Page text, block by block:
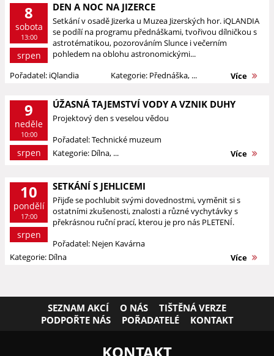
8
sobota
13:00
srpen
DEN A NOC NA JIZERCE
Setkání v osadě Jizerka u Muzea Jizerských hor. iQLANDIA
se podílí na programu přednáškami, tvořivou dílničkou s
astrotématikou, pozorováním Slunce i večerním
pohledem na oblohu astronomickými...
Pořadatel: iQlandia
Kategorie: Přednáška, ... Více
9
neděle
10:00
srpen
ÚŽASNÁ TAJEMSTVÍ VODY A VZNIK DUHY
Projektový den s veselou vědou
Pořadatel: Technické muzeum
Kategorie: Dílna, ...
Více
10
pondělí
17:00
srpen
SETKÁNÍ S JEHLICEMI
Přijďe se pochlubit svými dovednostmi, vyměnit si s
ostatními zkušenosti, znalosti a různé vychytávky s
překrásnou ruční prací, kterou je pro nás PLETENÍ.
Pořadatel: Nejen Kavárna
Kategorie: Dílna
Více
SEZNAM AKCÍ O NÁS
TIŠTĚNÁ VERZE
PODPOŘTE NÁS
POŘADATELÉ KONTAKT